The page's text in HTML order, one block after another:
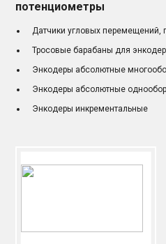
потенциометры
Датчики угловых перемещений,
Тросовые барабаны для
Энкодеры абсолютные
Энкодеры абсолютные
Энкодеры инкрементальные